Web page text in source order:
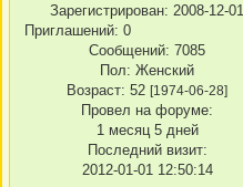
Зарегистрирован: 2008-12-01
Приглашений: 0
Сообщений: 7085
Пол: Женский
Возраст: 52 [1974-06-28]
Провел на форуме:
1 месяц 5 дней
Последний визит:
2012-01-01 12:50:14